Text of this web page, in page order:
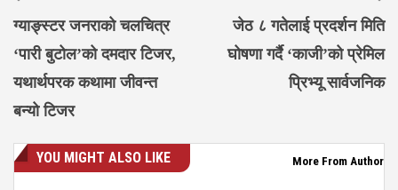
ग्याङ्स्टर जनराको चलचित्र
‘पारी बुटोल’को दमदार टिजर,
यथार्थपरक कथामा जीवन्त
बन्यो टिजर
जेठ ८ गतेलाई प्रदर्शन मिति
घोषणा गर्दै ‘काजी’को प्रेमिल
प्रिभ्यू सार्वजनिक
YOU MIGHT ALSO LIKE More From Author